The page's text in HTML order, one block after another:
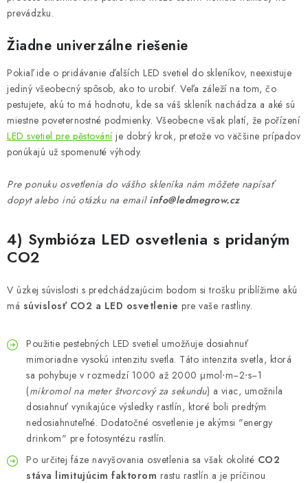
prevádzku.
Žiadne univerzálne riešenie
Pokiaľ ide o pridávanie ďalších LED svetiel do skleníkov, neexistuje
jediný všeobecný spôsob, ako to urobiť. Veľa záleží na tom, čo
pestujete, akú to má hodnotu, kde sa váš skleník nachádza a aké sú
miestne poveternostné podmienky. Všeobecne však platí, že pořízení
LED svetiel pre pěstováníje dobrý krok, pretože vo väčšine prípadov
ponúkajú už spomenuté výhody.
Pre ponuku osvetlenia do vášho skleníka nám môžete napísať
dopyt alebo inú otázku na email info@ledmegrow.cz
4) Symbióza LED osvetlenia s pridaným
CO2
V úzkej súvislosti s predchádzajúcim bodom si trošku priblížime akú
má súvislosť CO2 a LED osvetlenie pre vaše rastliny.
Použitie pestebných LED svetiel umožňuje dosiahnuť
mimoriadne vysokú intenzitu svetla. Táto intenzita svetla, ktorá
sa pohybuje v rozmedzí 1000 až 2000 μmol⋅m−2⋅s−1
(mikromol na meter štvorcový za sekundu) a viac, umožnila
dosiahnuť vynikajúce výsledky rastlín, ktoré boli predtým
nedosiahnuteľné. Dodatočné osvetlenie je akýmsi "energy
drinkom" pre fotosyntézu rastlín.
Po určitej fáze navyšovania osvetlenia sa však okolité CO2
stáva limitujúcim faktorom rastu rastlín a je príčinou